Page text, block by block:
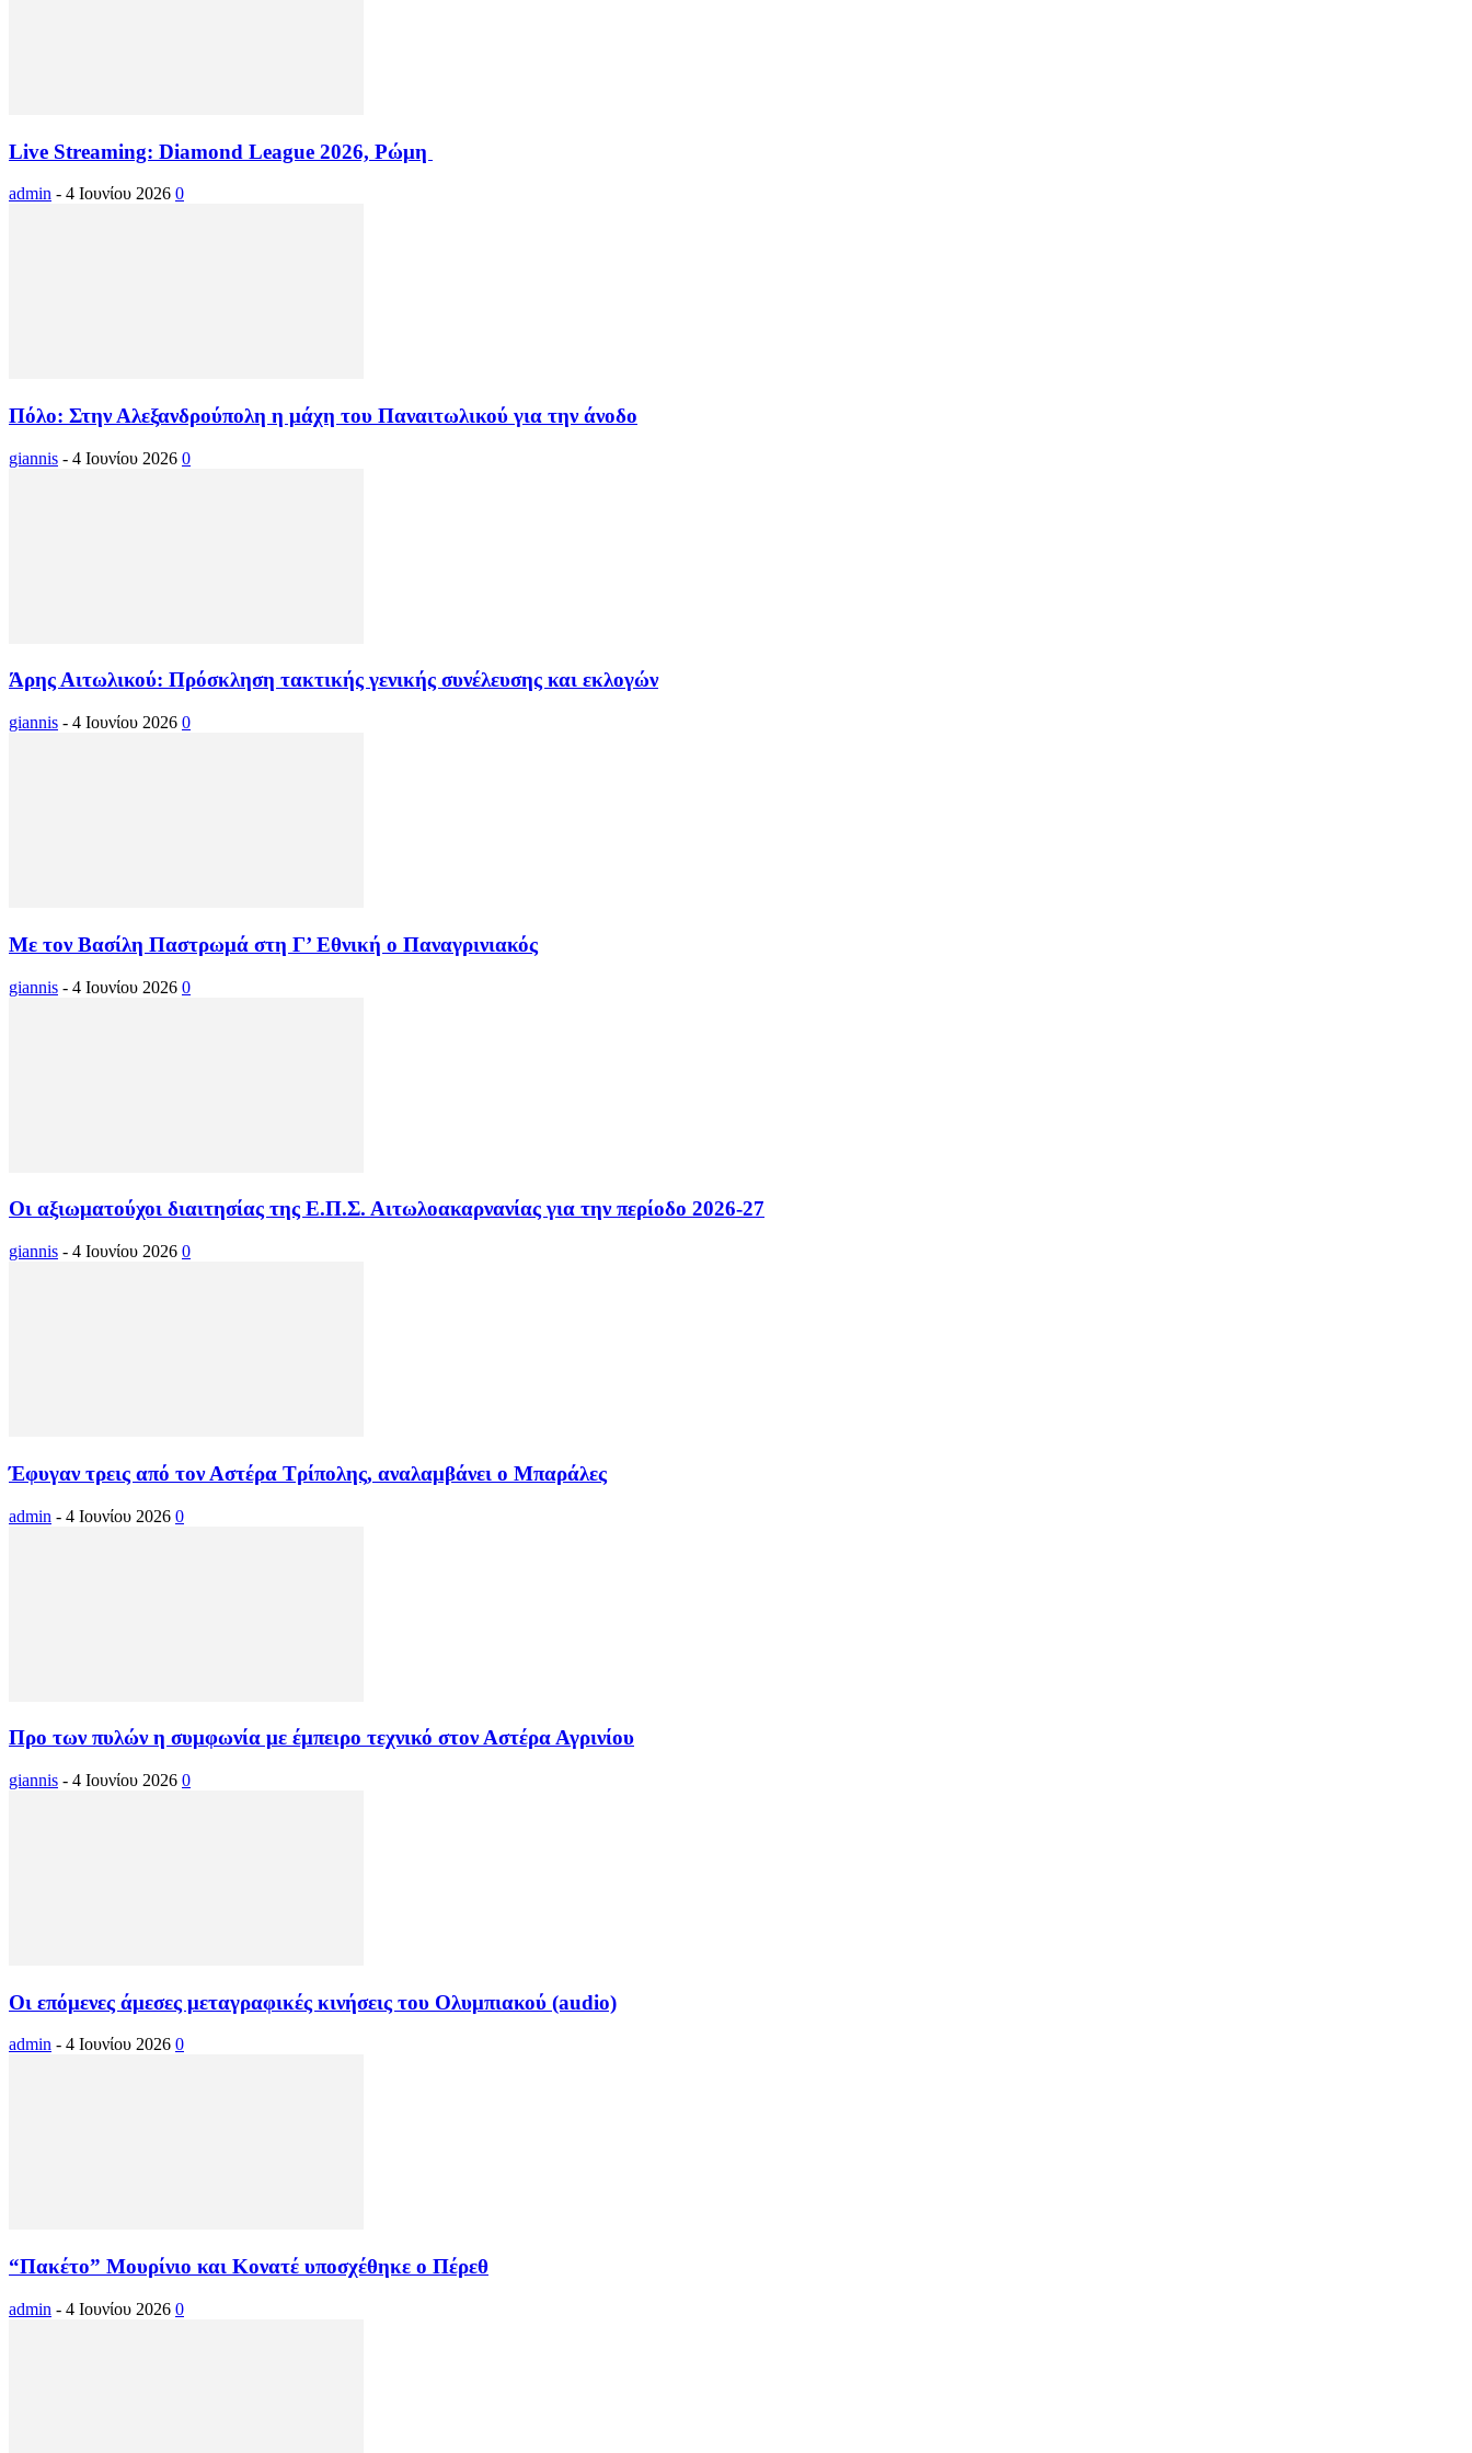
Live Streaming: Diamond League 2026, Ρώμη
admin - 4 Ιουνίου 2026 0
Πόλο: Στην Αλεξανδρούπολη η μάχη του Παναιτωλικού για την άνοδο
giannis - 4 Ιουνίου 2026 0
Άρης Αιτωλικού: Πρόσκληση τακτικής γενικής συνέλευσης και εκλογών
giannis - 4 Ιουνίου 2026 0
Με τον Βασίλη Παστρωμά στη Γ’ Εθνική ο Παναγρινιακός
giannis - 4 Ιουνίου 2026 0
Οι αξιωματούχοι διαιτησίας της Ε.Π.Σ. Αιτωλοακαρνανίας για την περίοδο 2026-27
giannis - 4 Ιουνίου 2026 0
Έφυγαν τρεις από τον Αστέρα Τρίπολης, αναλαμβάνει ο Μπαράλες
admin - 4 Ιουνίου 2026 0
Προ των πυλών η συμφωνία με έμπειρο τεχνικό στον Αστέρα Αγρινίου
giannis - 4 Ιουνίου 2026 0
Οι επόμενες άμεσες μεταγραφικές κινήσεις του Ολυμπιακού (audio)
admin - 4 Ιουνίου 2026 0
“Πακέτο” Μουρίνιο και Κονατέ υποσχέθηκε ο Πέρεθ
admin - 4 Ιουνίου 2026 0